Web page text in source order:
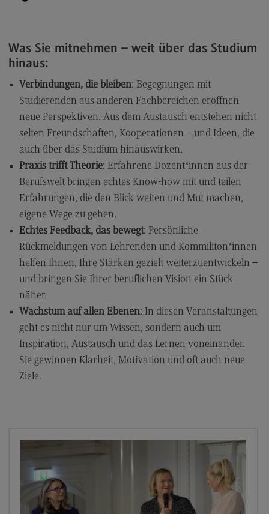
Supply Chain Management, Logistics,
Production
Modulangebot
Berufsperspektiven
Kontakt
Transkulturelle Traumapädagogik
Transkulturelle Traumapädagogik
Modulangebot
Kontakt
Wirtschaftsinformatik
Wirtschaftsinformatik
Rahmenbedingungen
Modulangebot
Berufsperspektiven
Located@Mannheim
Kontakt
Rahmenbedingungen
Modulangebot
Located@Heidenheim
Was Sie mitnehmen – weit über das Studium
hinaus:
Verbindungen, die bleiben: Begegnungen mit
Studierenden aus anderen Fachbereichen eröffnen
neue Perspektiven. Aus dem Austausch entstehen nicht
selten Freundschaften, Kooperationen – und Ideen, die
auch über das Studium hinauswirken.
Praxis trifft Theorie: Erfahrene Dozent*innen aus der
Berufswelt bringen echtes Know-how mit und teilen
Erfahrungen, die den Blick weiten und Mut machen,
eigene Wege zu gehen.
Echtes Feedback, das bewegt: Persönliche
Rückmeldungen von Lehrenden und Kommiliton*innen
helfen Ihnen, Ihre Stärken gezielt weiterzuentwickeln –
und bringen Sie Ihrer beruflichen Vision ein Stück
näher.
Wachstum auf allen Ebenen: In diesen Veranstaltungen
geht es nicht nur um Wissen, sondern auch um
Inspiration, Austausch und das Lernen voneinander.
Sie gewinnen Klarheit, Motivation und oft auch neue
Ziele.